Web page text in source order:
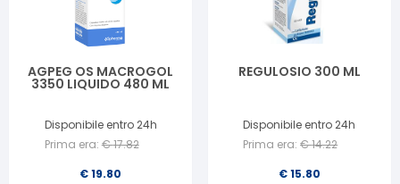
AGPEG OS MACROGOL
3350 LIQUIDO 480 ML
Disponibile entro 24h
Prima era: €17.82
€19.80
REGULOSIO 300 ML
Disponibile entro 24h
Prima era: €14.22
€15.80